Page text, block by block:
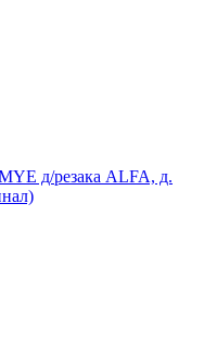
д/резака ALFA, д.